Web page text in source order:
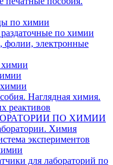
по химии
по химии
фолии, электронные
Наглядная химия.
реактивов
ПО ХИМИИ
Химия
экспериментов
для лабораторий по